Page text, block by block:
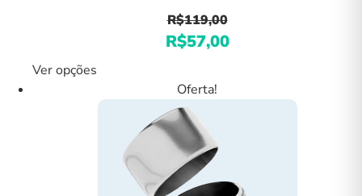
R$119,00
O
original
era:
R$119,00.
R$57,00O
Ver opções
tem
variantes.
opções
Oferta!